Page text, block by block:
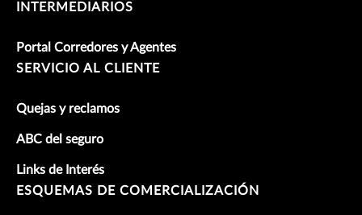
INTERMEDIARIOS
Portal Corredores y Agentes
SERVICIO AL CLIENTE
Quejas y reclamos
ABC del seguro
Links de Interés
ESQUEMAS DE COMERCIALIZACIÓN